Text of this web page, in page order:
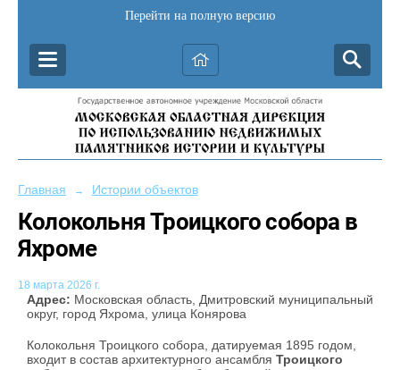
Перейти на полную версию
Главная → Истории объектов
Колокольня Троицкого собора в
Яхроме
18 марта 2026 г.
Адрес: Московская область, Дмитровский муниципальный
округ, город Яхрома, улица Конярова
Колокольня Троицкого собора, датируемая 1895 годом,
входит в состав архитектурного ансамбля Троицкого